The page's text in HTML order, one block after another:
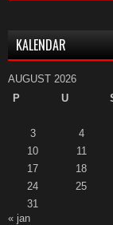
KALENDAR
AUGUST 2026
P
U
3
4
10
11
17
18
24
25
31
« jan